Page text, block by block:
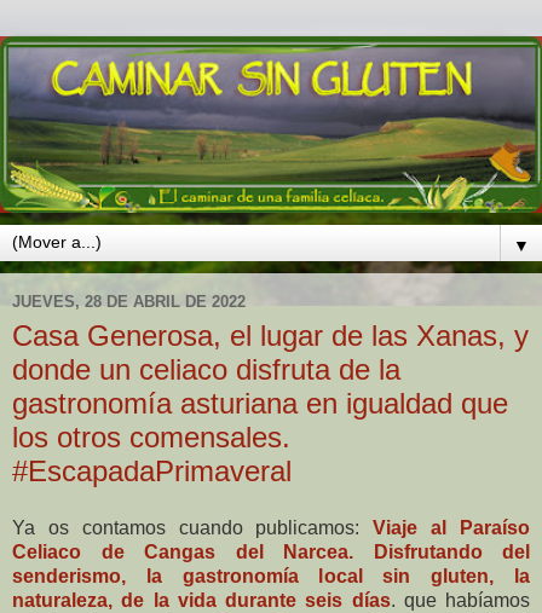
▼
JUEVES, 28 DE ABRIL DE 2022
Casa Generosa, el lugar de las Xanas, y
donde un celiaco disfruta de la
gastronomía asturiana en igualdad que
los otros comensales.
#EscapadaPrimaveral
Ya os contamos cuando publicamos:Viaje al Paraíso
Celiaco de Cangas del Narcea. Disfrutando del
senderismo, la gastronomía local sin gluten, la
naturaleza, de la vida durante seis días. que habíamos